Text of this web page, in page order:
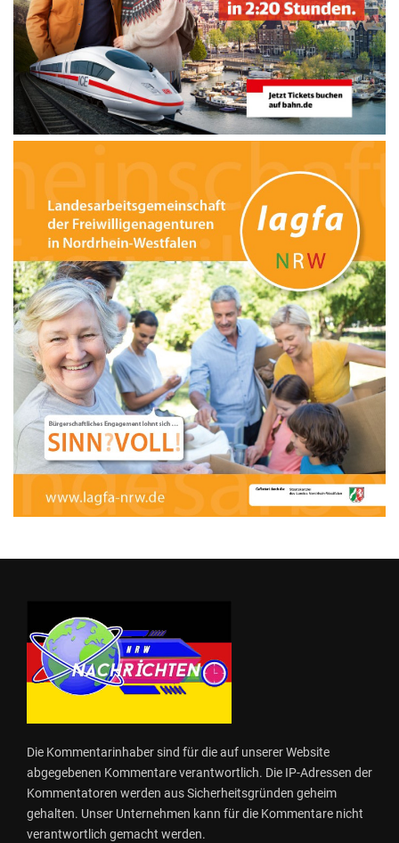
Die Kommentarinhaber sind für die auf unserer Website
abgegebenen Kommentare verantwortlich. Die IP-Adressen der
Kommentatoren werden aus Sicherheitsgründen geheim
gehalten. Unser Unternehmen kann für die Kommentare nicht
verantwortlich gemacht werden.